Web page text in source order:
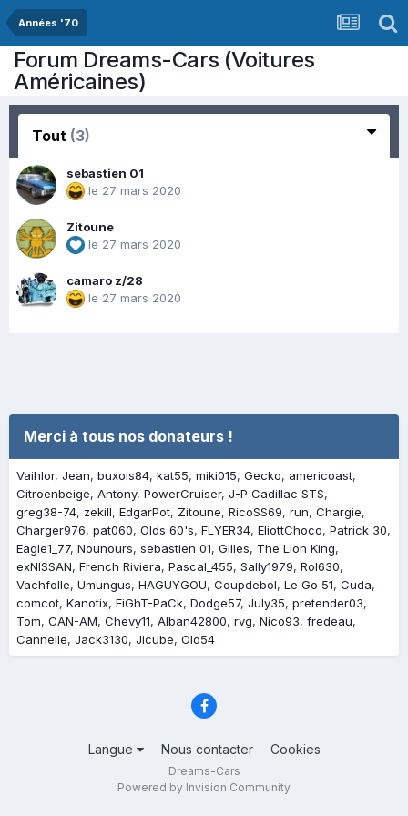
Années '70
Forum Dreams-Cars (Voitures
Américaines)
Tout (3)
sebastien 01
le 27 mars 2020
Zitoune
le 27 mars 2020
camaro z/28
le 27 mars 2020
Merci à tous nos donateurs !
Vaihlor Jean buxois84 kat55 miki015 Gecko
americoast
Citroenbeige Antony PowerCruiser J-P Cadillac STS
greg38-74 zekill EdgarPot Zitoune RicoSS69 run Chargie
Charger976 pat060 Olds 60's FLYER34 EliottChoco Patrick 30
Eagle1_77 Nounours sebastien 01 Gilles
The Lion King
exNISSAN French Riviera Pascal_455 Sally1979 Rol630
Vachfolle Umungus HAGUYGOU Coupdebol Le Go 51 Cuda
comcot Kanotix EiGhT-PaCk Dodge57 July35 pretender03
Tom CAN-AM Chevy11 Alban42800 rvg Nico93 fredeau
Cannelle Jack3130 Jicube Old54
Langue Nous contacter Cookies
Dreams-Cars
Powered by Invision Community